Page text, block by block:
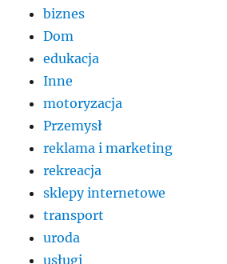
biznes
Dom
edukacja
Inne
motoryzacja
Przemysł
reklama i marketing
rekreacja
sklepy internetowe
transport
uroda
usługi